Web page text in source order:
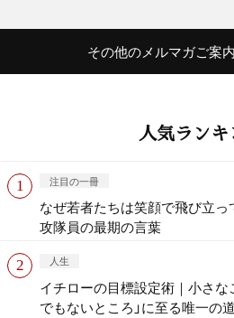
その他のメルマガご案
人気ラン
注目の一冊
なぜ若者たちは笑顔で飛び立
攻隊員の最期の言葉
人生
イチローの目標設定術｜小さな
でもないところ」に至る唯一の道